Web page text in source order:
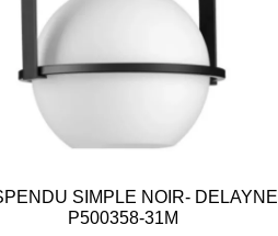
SIMPLE NOIR- DELAYNE
P500358-31M